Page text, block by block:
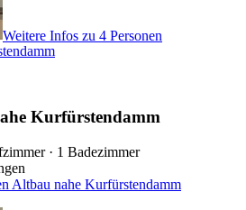
Weitere Infos zu 4 Personen
Kurfürstendamm
· 1 Badezimmer
Altbau nahe Kurfürstendamm